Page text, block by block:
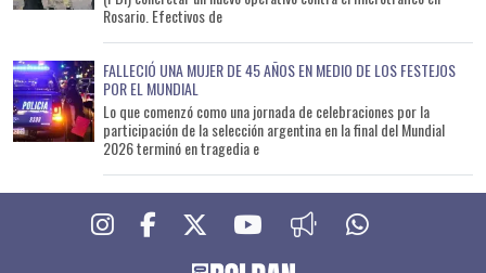
Rosario. Efectivos de
FALLECIÓ UNA MUJER DE 45 AÑOS EN MEDIO DE LOS FESTEJOS
POR EL MUNDIAL
Lo que comenzó como una jornada de celebraciones por la
participación de la selección argentina en la final del Mundial
2026 terminó en tragedia e